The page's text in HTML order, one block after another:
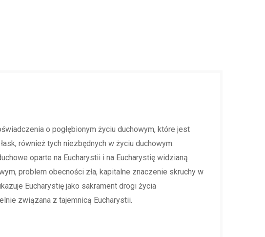
o pogłębionym życiu duchowym, które jest
również tych niezbędnych w życiu duchowym.
oparte na Eucharystii i na Eucharystię widzianą
problem obecności zła, kapitalne znaczenie skruchy w
Eucharystię jako sakrament drogi życia
związana z tajemnicą Eucharystii.